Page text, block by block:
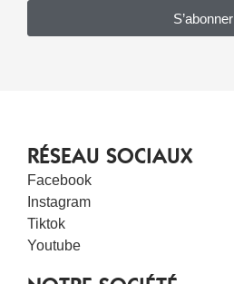
S’abonner
RÉSEAU SOCIAUX
Facebook
Instagram
Tiktok
Youtube